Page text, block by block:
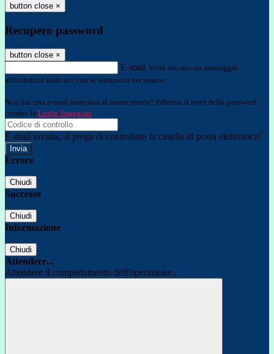
button close ×
Recupero password
button close ×
E-mail Verrà inviato un messaggio
all'indirizzo indicato con le istruzioni necessarie.
Non hai una e-mail associata al nome utente? Effettua il reset della password
tramite la Login Spaggiari
E-mail inviata, si prega di controllare la casella di posta elettronica!
Errore
Chiudi
Successo
Chiudi
Informazione
Chiudi
Attendere...
Attendere il completamento dell'operazione...